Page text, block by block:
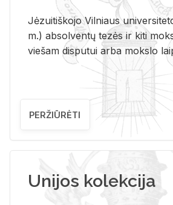
Jėzuitiškojo Vilniaus
m.) absolventų tezės ir kiti
viešam disputui arba mokslo
PERŽIŪRĖTI
Unijos kolekcija